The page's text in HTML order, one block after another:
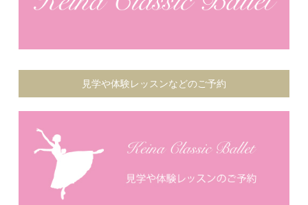
見学や体験レッスンなどのご予約